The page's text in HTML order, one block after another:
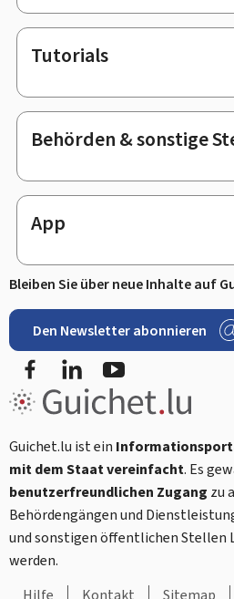
Tutorials
Behörden & sonstige
App
Bleiben Sie über neue Inhalte auf
Den Newsletter abonnieren
FacebookLinkedIn
Guichet.lu ist ein
mit dem Staat vereinfacht. Es
benutzerfreundlichen Zugang zu
Behördengängen und
und sonstigen öffentlichen Stellen
werden.
Hilfe
Kontakt Sitemap